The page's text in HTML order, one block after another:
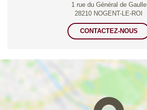
1 rue du Général de Gaulle
28210 NOGENT-LE-ROI
CONTACTEZ-NOUS